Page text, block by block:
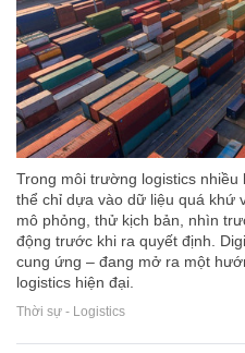
Trong môi trường logistics
thể chỉ dựa vào dữ liệu quá khứ
mô phỏng, thử kịch bản, nhìn
động trước khi ra quyết định.
cung ứng – đang mở ra một
logistics hiện đại.
Thời sự - Logistics